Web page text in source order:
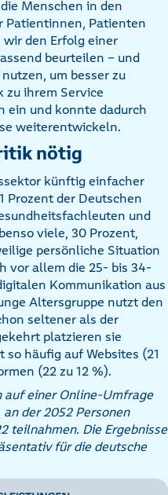
Menschen in den
Patienten
den Erfolg einer
beurteilen – und
um besser zu
zu ihrem Service
ein und konnte dadurch
weiterentwickeln.
nötig
künftig einfacher
Prozent der Deutschen
und
viele, 30 Prozent,
persönliche Situation
vor allem die 25- bis 34-
Kommunikation aus
Altersgruppe nutzt den
seltener als der
platzieren sie
häufig auf Websites (21
(22 zu 12 %).
auf einer Online-Umfrage
der 2052 Personen
teilnahmen. Die Ergebnisse
für die deutsche